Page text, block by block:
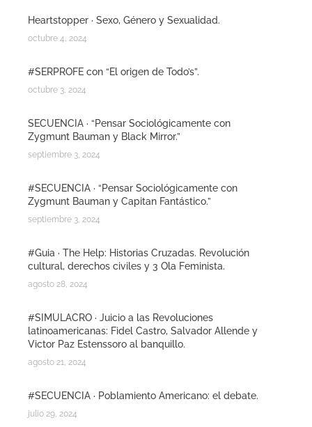
Heartstopper · Sexo, Género y Sexualidad.
octubre 4, 2024
#SERPROFE con “El origen de Todo’s”.
octubre 3, 2024
SECUENCIA · “Pensar Sociológicamente con
Zygmunt Bauman y Black Mirror.”
septiembre 3, 2024
#SECUENCIA · “Pensar Sociológicamente con
Zygmunt Bauman y Capitan Fantástico.”
septiembre 3, 2024
#Guia · The Help: Historias Cruzadas. Revolución
cultural, derechos civiles y 3 Ola Feminista.
agosto 28, 2024
#SIMULACRO · Juicio a las Revoluciones
latinoamericanas: Fidel Castro, Salvador Allende y
Victor Paz Estenssoro al banquillo.
agosto 21, 2024
#SECUENCIA · Poblamiento Americano: el debate.
julio 29, 2024